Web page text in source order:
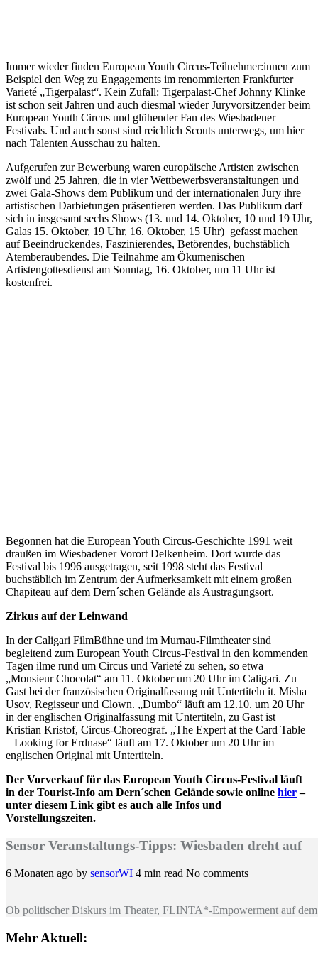
Immer wieder finden European Youth Circus-Teilnehmer:innen zum
Beispiel den Weg zu Engagements im renommierten Frankfurter
Varieté „Tigerpalast“. Kein Zufall: Tigerpalast-Chef Johnny Klinke
ist schon seit Jahren und auch diesmal wieder Juryvorsitzender beim
European Youth Circus und glühender Fan des Wiesbadener
Festivals. Und auch sonst sind reichlich Scouts unterwegs, um hier
nach Talenten Ausschau zu halten.
Aufgerufen zur Bewerbung waren europäische Artisten zwischen
zwölf und 25 Jahren, die in vier Wettbewerbsveranstaltungen und
zwei Gala-Shows dem Publikum und der internationalen Jury ihre
artistischen Darbietungen präsentieren werden. Das Publikum darf
sich in insgesamt sechs Shows (13. und 14. Oktober, 10 und 19 Uhr,
Galas 15. Oktober, 19 Uhr, 16. Oktober, 15 Uhr) gefasst machen
auf Beeindruckendes, Faszinierendes, Betörendes, buchstäblich
Atemberaubendes. Die Teilnahme am Ökumenischen
Artistengottesdienst am Sonntag, 16. Oktober, um 11 Uhr ist
kostenfrei.
Begonnen hat die European Youth Circus-Geschichte 1991 weit
draußen im Wiesbadener Vorort Delkenheim. Dort wurde das
Festival bis 1996 ausgetragen, seit 1998 steht das Festival
buchstäblich im Zentrum der Aufmerksamkeit mit einem großen
Chapiteau auf dem Dern´schen Gelände als Austragungsort.
Zirkus auf der Leinwand
In der Caligari FilmBühne und im Murnau-Filmtheater sind
begleitend zum European Youth Circus-Festival in den kommenden
Tagen ilme rund um Circus und Varieté zu sehen, so etwa
„Monsieur Chocolat“ am 11. Oktober um 20 Uhr im Caligari. Zu
Gast bei der französischen Originalfassung mit Untertiteln it. Misha
Usov, Regisseur und Clown. „Dumbo“ läuft am 12.10. um 20 Uhr
in der englischen Originalfassung mit Untertiteln, zu Gast ist
Kristian Kristof, Circus-Choreograf. „The Expert at the Card Table
– Looking for Erdnase“ läuft am 17. Oktober um 20 Uhr im
englischen Original mit Untertiteln.
Der Vorverkauf für das European Youth Circus-Festival läuft
in der Tourist-Info am Dern´schen Gelände sowie online hier–
unter diesem Link gibt es auch alle Infos und
Vorstellungszeiten.
Sensor Veranstaltungs-Tipps: Wiesbaden dreht auf
6 Monaten ago by sensorWI 4 min read No comments
Ob politischer Diskurs im Theater, FLINTA*-Empowerment auf
Mehr Aktuell: